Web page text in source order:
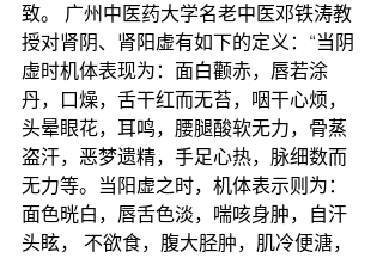
致。 广州中医药大学名老中医邓铁涛教
授对肾阴、肾阳虚有如下的定义：“当阴
虚时机体表现为：面白颧赤，唇若涂
丹，口燥，舌干红而无苔，咽干心烦，
头晕眼花，耳鸣，腰腿酸软无力，骨蒸
盗汗，恶梦遗精，手足心热，脉细数而
无力等。当阳虚之时，机体表示则为：
面色晄白，唇舌色淡，喘咳身肿，自汗
头眩， 不欲食，腹大胫肿，肌冷便溏，